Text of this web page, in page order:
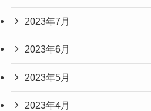
2023年7月
2023年6月
2023年5月
2023年4月